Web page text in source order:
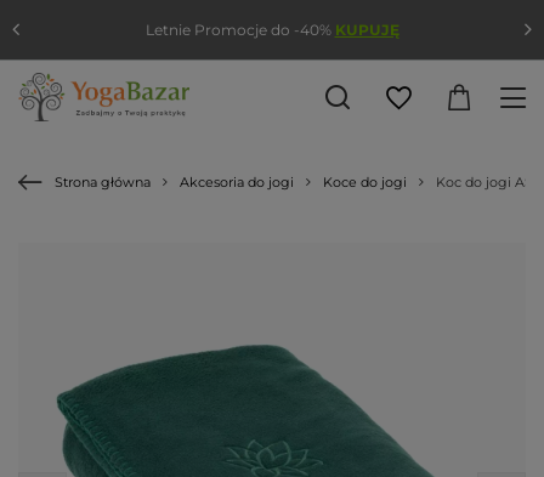
Strona główna Akcesoria do jogi Koce do jogi Koc do jogi
Letnie Promocje do -40% KUPUJĘ